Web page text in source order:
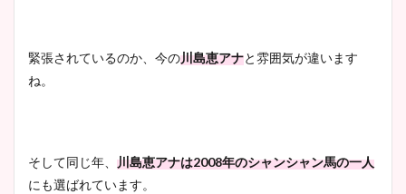
緊張されているのか、今の川島恵アナと雰囲気が違います
ね。
そして同じ年、 川島恵アナは2008年のシャンシャン馬の一人
にも選ばれています。